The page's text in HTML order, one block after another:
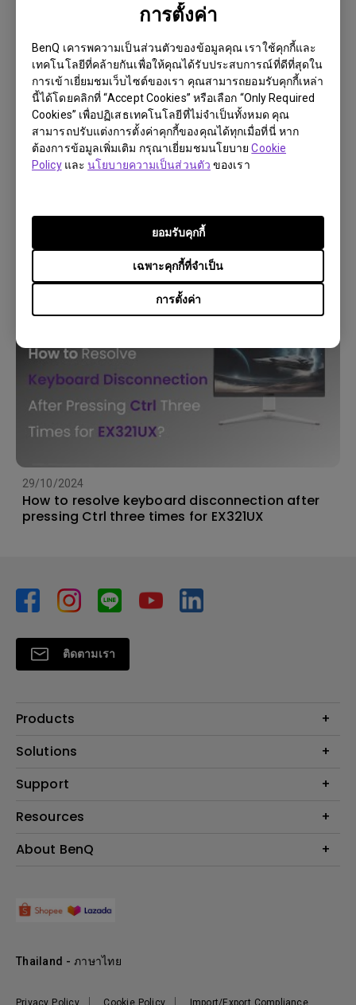
การตั้งค่า
BenQ เคารพความเป็นส่วนตัวของข้อมูลคุณ เราใช้คุกกี้และ
เทคโนโลยีที่คล้ายกันเพื่อให้คุณได้รับประสบการณ์ที่ดีที่สุดใน
การเข้าเยี่ยมชมเว็บไซต์ของเรา คุณสามารถยอมรับคุกกี้เหล่า
นี้ได้โดยคลิกที่ “Accept Cookies” หรือเลือก “Only Required
Cookies” เพื่อปฏิเสธเทคโนโลยีที่ไม่จำเป็นทั้งหมด คุณ
สามารถปรับแต่งการตั้งค่าคุกกี้ของคุณได้ทุกเมื่อที่นี่ หาก
ต้องการข้อมูลเพิ่มเติม กรุณาเยี่ยมชมนโยบายCookie
Policyและนโยบายความเป็นส่วนตัว ของเรา
การตั้งค่า
เฉพาะคุกกี้ที่จำเป็น
ยอมรับคุกกี้
ฉันจะแก้ไขปัญหาการอัพเกรดเฟิร์มแวร์ที่ล้มเหลวผ่าน
Display Quickit ได้อย่างไร
29/10/2024
How to resolve keyboard disconnection after
pressing Ctrl three times for EX321UX
ติดตามเรา
Products
โปรเจคเตอร์
โคมไฟ
Solutions
BenQ AQCOLOR Technology
สำหรับภาคธุรกิจ
Support
ติดต่อเรา
ศูนย์บริการ
Resources
คำนวณระยะทางฉายโปรเจคเตอร์
About BenQ
Lazada Official Store
Privacy Policy Cookie Policy Import/Export Compliance
Thailand - ภาษาไทย